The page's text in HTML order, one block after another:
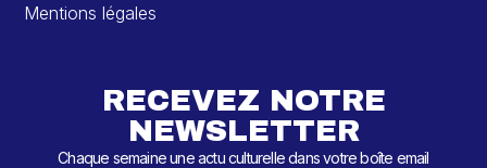
Mentions légales
RECEVEZ NOTRE
NEWSLETTER
Chaque semaine une actu culturelle dans votre boîte email